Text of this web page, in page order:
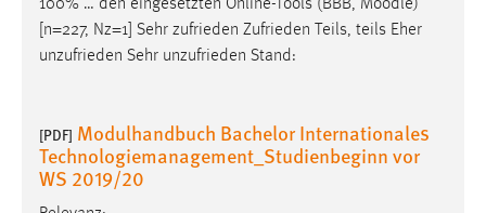
100% … den eingesetzten Online-Tools (BBB, Moodle)
[n=227, Nz=1] Sehr zufrieden Zufrieden Teils, teils Eher
unzufrieden Sehr unzufrieden Stand:
[PDF] Modulhandbuch Bachelor Internationales
Technologiemanagement_Studienbeginn vor
WS 2019/20